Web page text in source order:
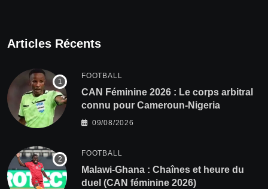
Articles Récents
FOOTBALL
‎CAN Féminine 2026 : Le corps arbitral
connu pour Cameroun-Nigeria
09/08/2026
FOOTBALL
Malawi-Ghana : Chaînes et heure du
duel (CAN féminine 2026)